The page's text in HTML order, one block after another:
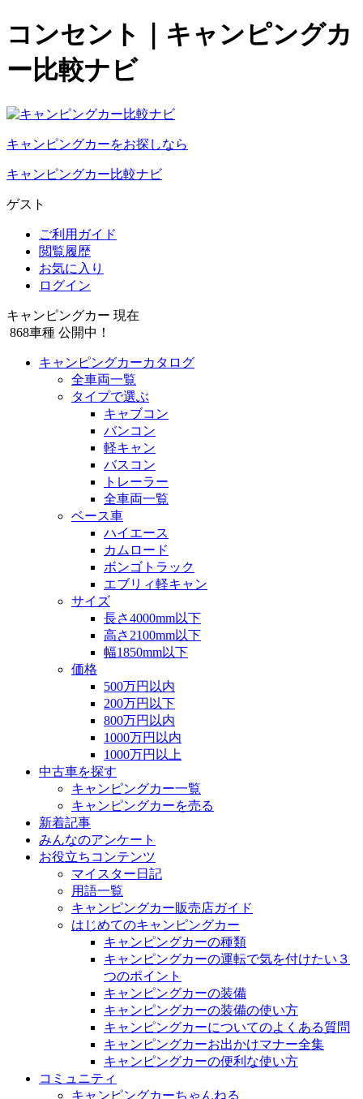
コンセント｜キャンピングカ
ー比較ナビ
キャンピングカーをお探しなら
キャンピングカー比較ナビ
ゲスト
ご利用ガイド
閲覧履歴
お気に入り
ログイン
キャンピングカー 現在
868車種 公開中！
キャンピングカーカタログ
全車両一覧
タイプで選ぶ
キャブコン
バンコン
軽キャン
バスコン
トレーラー
全車両一覧
ベース車
ハイエース
カムロード
ボンゴトラック
エブリィ軽キャン
サイズ
長さ4000mm以下
高さ2100mm以下
幅1850mm以下
価格
500万円以内
200万円以下
800万円以内
1000万円以内
1000万円以上
中古車を探す
キャンピングカー一覧
キャンピングカーを売る
新着記事
みんなのアンケート
お役立ちコンテンツ
マイスター日記
用語一覧
キャンピングカー販売店ガイド
はじめてのキャンピングカー
キャンピングカーの種類
キャンピングカーの運転で気を付けたい３
つのポイント
キャンピングカーの装備
キャンピングカーの装備の使い方
キャンピングカーについてのよくある質問
キャンピングカーお出かけマナー全集
キャンピングカーの便利な使い方
コミュニティ
キャンピングカーちゃんねる